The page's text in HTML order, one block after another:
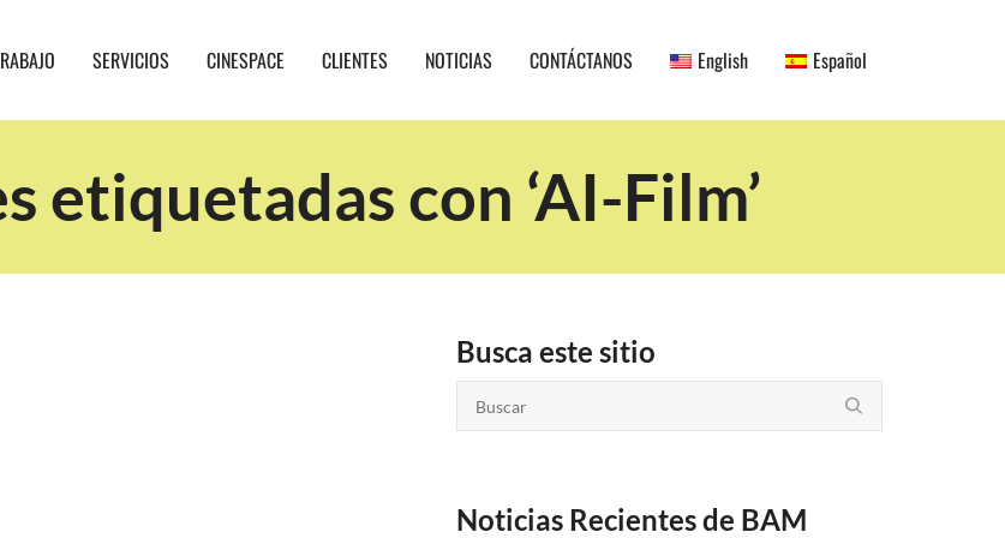
SERVICIOS CINESPACE CLIENTES NOTICIAS CONTÁCTANOS English Español
etiquetadas con ‘AI-Film’
Busca este sitio
Noticias Recientes de BAM